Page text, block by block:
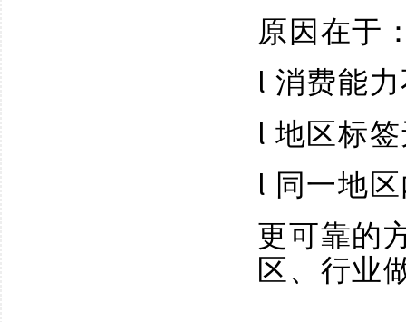
原因在于
l 消费能
l 地区标
l 同一地
更可靠的
区、行业